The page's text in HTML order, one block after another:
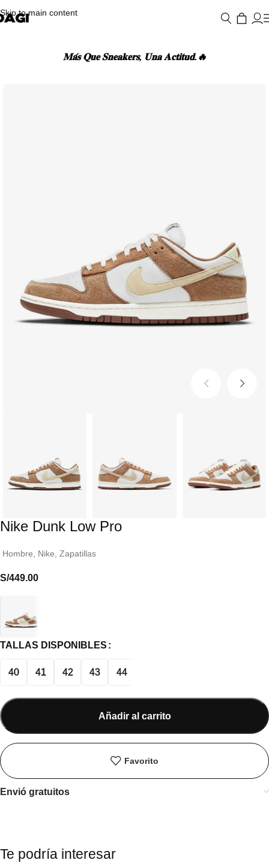
Skip to main content
𝐌𝐚́𝐬 𝐐𝐮𝐞 𝐒𝐧𝐞𝐚𝐤𝐞𝐫𝐬, 𝐔𝐧𝐚 𝐀𝐜𝐭𝐢𝐭𝐮𝐝.🔥
Nike Dunk Low Pro
Hombre Nike Zapatillas
S/449.00
TALLAS DISPONIBLES
40 41 42 43 44
Añadir al carrito
Favorito
Envió gratuitos
Te podría interesar